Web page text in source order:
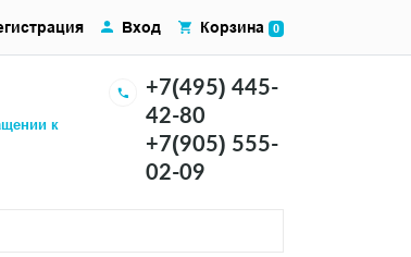
к
+7(495) 445-
42-80
+7(905) 555-
02-09
Вход Корзина 0